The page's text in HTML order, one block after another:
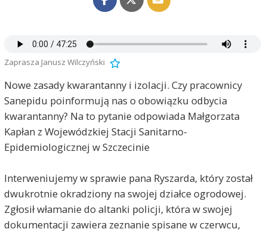
Zaprasza Janusz Wilczyński
Nowe zasady kwarantanny i izolacji. Czy pracownicy
Sanepidu poinformują nas o obowiązku odbycia
kwarantanny? Na to pytanie odpowiada Małgorzata
Kapłan z Wojewódzkiej Stacji Sanitarno-
Epidemiologicznej w Szczecinie
Interweniujemy w sprawie pana Ryszarda, który został
dwukrotnie okradziony na swojej działce ogrodowej.
Zgłosił włamanie do altanki policji, która w swojej
dokumentacji zawiera zeznanie spisane w czerwcu,